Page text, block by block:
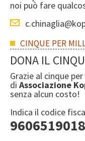
noi può fare
CINQUE PER
DONA IL
Grazie al cinque
di Associazione
senza alcun costo!
Indica il codice